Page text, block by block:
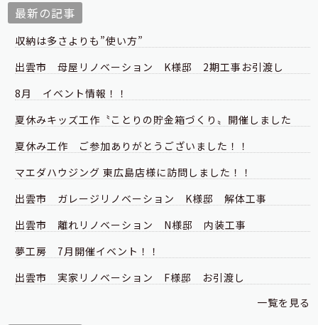
最新の記事
収納は多さよりも”使い方”
出雲市 母屋リノベーション K様邸 2期工事お引渡し
8月 イベント情報！！
夏休みキッズ工作〝ことりの貯金箱づくり〟開催しました
夏休み工作 ご参加ありがとうございました！！
マエダハウジング 東広島店様に訪問しました！！
出雲市 ガレージリノベーション K様邸 解体工事
出雲市 離れリノベーション N様邸 内装工事
夢工房 7月開催イベント！！
出雲市 実家リノベーション F様邸 お引渡し
一覧を見る